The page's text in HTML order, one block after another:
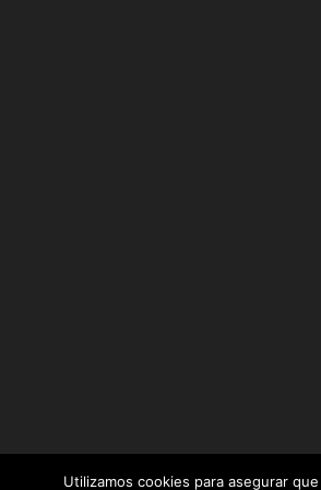
Utilizamos cookies para asegurar